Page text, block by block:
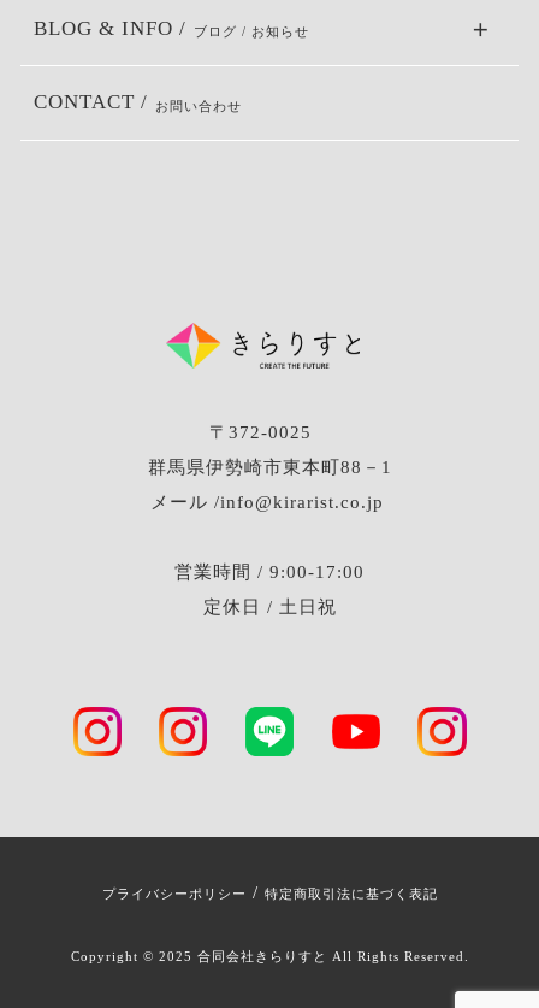
〒372-0025
群馬県伊勢崎市東本町88－1
メール /info@kirarist.co.jp
営業時間 / 9:00-17:00
定休日 / 土日祝
BLOG & INFO / ブログ / お知らせ
CONTACT / お問い合わせ
プライバシーポリシー / 特定商取引法に基づく表記
Copyright © 2025 合同会社きらりすと All Rights Reserved.